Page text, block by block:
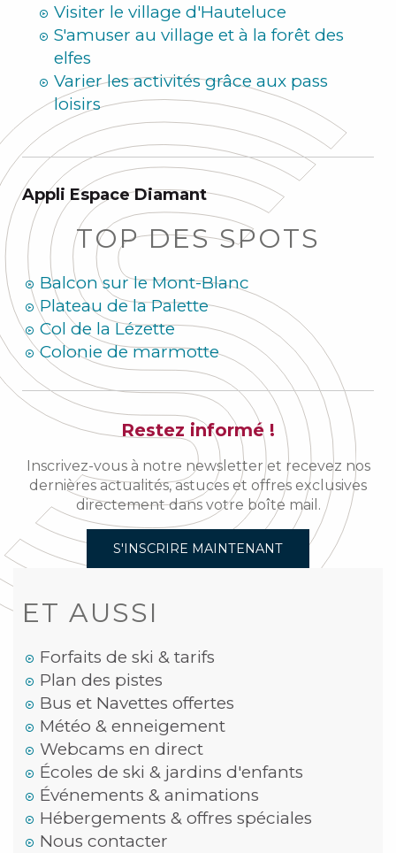
Visiter le village d'Hauteluce
S'amuser au village et à la forêt des
elfes
Varier les activités grâce aux pass
loisirs
Appli Espace Diamant
TOP DES SPOTS
Balcon sur le Mont-Blanc
Plateau de la Palette
Col de la Lézette
Colonie de marmotte
Restez informé !
Inscrivez-vous à notre newsletter et recevez nos
dernières actualités, astuces et offres exclusives
directement dans votre boîte mail.
S'INSCRIRE MAINTENANT
ET AUSSI
Forfaits de ski & tarifs
Plan des pistes
Bus et Navettes offertes
Météo & enneigement
Webcams en direct
Écoles de ski & jardins d'enfants
Événements & animations
Hébergements & offres spéciales
Nous contacter